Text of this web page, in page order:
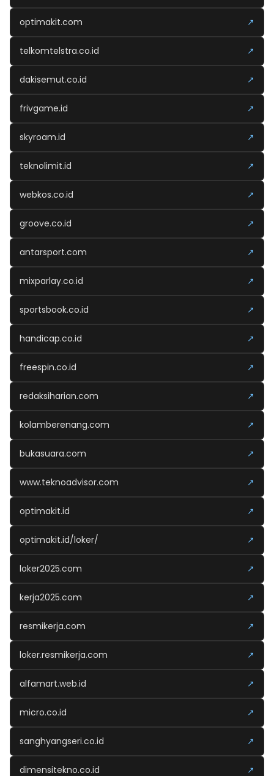
optimakit.com ↗
telkomtelstra.co.id ↗
dakisemut.co.id ↗
frivgame.id ↗
skyroam.id ↗
teknolimit.id ↗
webkos.co.id ↗
groove.co.id ↗
antarsport.com ↗
mixparlay.co.id ↗
sportsbook.co.id ↗
handicap.co.id ↗
freespin.co.id ↗
redaksiharian.com ↗
kolamberenang.com ↗
bukasuara.com ↗
www.teknoadvisor.com ↗
optimakit.id ↗
optimakit.id/loker/ ↗
loker2025.com ↗
kerja2025.com ↗
resmikerja.com ↗
loker.resmikerja.com ↗
alfamart.web.id ↗
micro.co.id ↗
sanghyangseri.co.id ↗
dimensitekno.co.id ↗